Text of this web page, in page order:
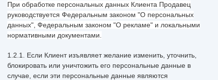
При обработке персональных данных Клиента Продавец
руководствуется Федеральным законом "О персональных
данных", Федеральным законом "О рекламе" и локальными
нормативными документами.
1.2.1. Если Клиент изъявляет желание изменить, уточнить,
блокировать или уничтожить его персональные данные в
случае, если эти персональные данные являются